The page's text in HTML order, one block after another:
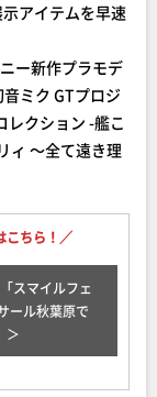
アイテムを早速
ー新作プラモデ
ミク GTプロジ
レクション -艦こ
～全て遠き理
こちら！／
スマイルフェ
ール秋葉原で